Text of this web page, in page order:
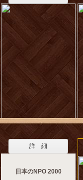
詳 細
日本のNPO 2000